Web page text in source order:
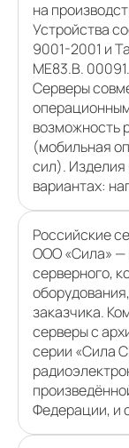
на
Устройства
9001-2001 и
ME83.B. 00091.
Серверы
возможность
(мобильная
сил). Изделия
вариантах:
Российские
ООО «Сила» —
серверного,
заказчика.
серверы с
серии «Сила
Федерации, и